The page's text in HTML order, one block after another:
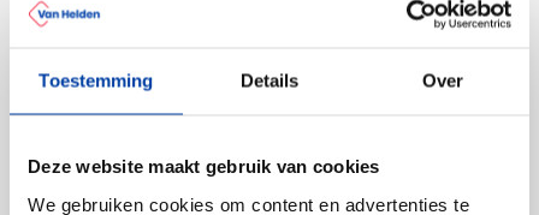
Toestemming Details Over
Deze website maakt gebruik van cookies
We gebruiken cookies om content en advertenties te
bedrijfsevenement, drankjes serveert bij een vereniging
De stevige constructie zorgt ervoor dat het glas
jarenlang meegaat, zelfs bij intensief gebruik. Hierdoor
waardevol geschenk dat lang plezier geeft.
Longdrinkglas bedrukken met logo
zorg op dit longdrinkglas aangebracht voor een
professioneel resultaat. Je hebt de keuze uit